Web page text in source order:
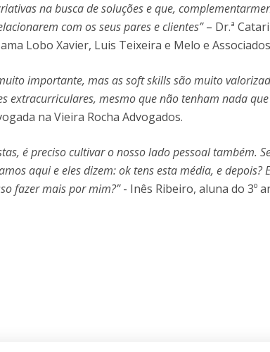
na busca de soluções e que,
com os seus pares e clientes”– Dr.ª
Lobo Xavier, Luis Teixeira e Melo e
importante, mas as soft skills são muito
extracurriculares, mesmo que não tenham nada que
na Vieira Rocha Advogados.
é preciso cultivar o nosso lado pessoal também.
aqui e eles dizem: ok tens esta média, e depois?
fazer mais por mim?”- Inês Ribeiro, aluna do 3º